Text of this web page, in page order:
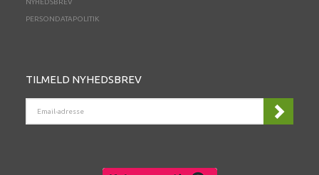
NYHEDSBREV
PERSONDATAPOLITIK
TILMELD NYHEDSBREV
ADRESSE